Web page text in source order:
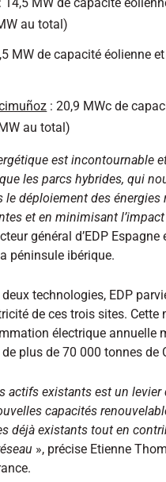
au total)
MW de capacité éolienne
: 20,9 MWc de
au total)
est incontournable
les parcs hybrides, qui
le déploiement des
et en minimisant
général d’EDP
péninsule ibérique.
technologies, EDP
de ces trois sites.
électrique annuelle
plus de 70 000 tonnes de
actifs existants est un
capacités
déjà existants tout en
», précise Etienne